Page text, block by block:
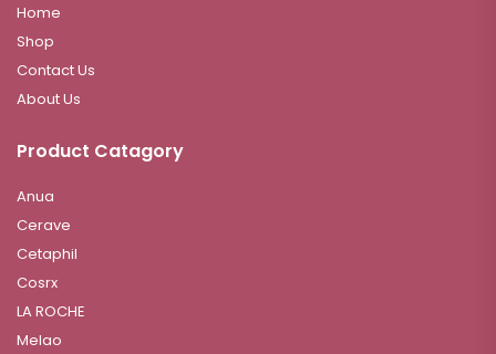
Home
Shop
Contact Us
About Us
Product Catagory
Anua
Cerave
Cetaphil
Cosrx
LA ROCHE
Melao